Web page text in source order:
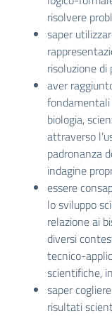
risolvere
saper
risoluzione di
aver
fondamentali
biologia,
attraverso
padronanza
indagine
essere
lo sviluppo
relazione ai
diversi
tecnico-
scientifiche,
saper
risultati